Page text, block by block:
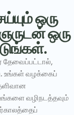
ஒரு
ஒரு
தேவைப்பட்டால்,
உங்கள் வழக்கைப்
வழிநடத்தவும்